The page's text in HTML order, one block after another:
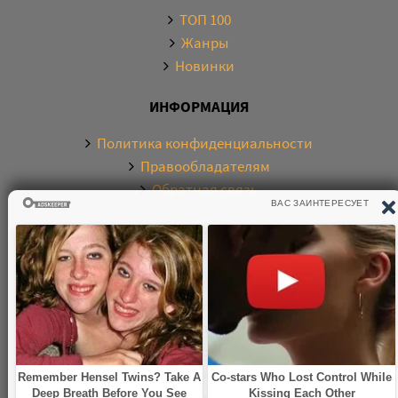
ТОП 100
Жанры
Новинки
ИНФОРМАЦИЯ
Политика конфиденциальности
Правообладателям
Обратная связь
О САЙТЕ
Электронная библиотека аудиокниг. Более 20000
аудиокниг в хорошем качестве. Слушайте аудиокниги
бесплатно онлайн и без регистрации. По любым
вопросам обращайтесь на почту: